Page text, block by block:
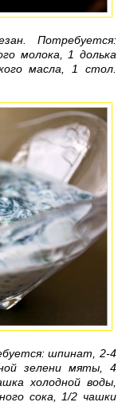
Потребуется:
молока, 1 долька
масла, 1 стол.
шпинат, 2-4
зелени мяты, 4
холодной воды,
сока, 1/2 чашки